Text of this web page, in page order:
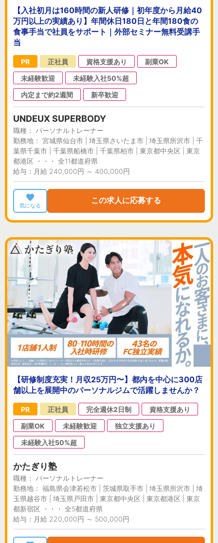
【入社初月は160時間の新人研修｜初年度から月給40
万円以上の実績あり】年間休日180日と年間180食の
食事手当で社員をサポート｜外部セミナー無料受講手
当
PR 正社員 資格支援あり
副業OK
未経験歓迎
未経験入社50%超
内定まで約2週間
新卒歓迎
UNDEUX SUPERBODY
職種： パーソナルトレーナー
勤務地： 宮城県仙台市 | 埼玉県さいたま市 | 埼玉県所沢市 | 千
葉県千葉市 | 千葉県船橋市 | 千葉県柏市 | 東京都中央区 | 東京
都港区 ・・・ 全11都道府県
給与：月給 240,000円 ～ 400,000円
気になる
この求人に応募する
【研修制度充実！月収25万円〜】都内を中心に300店
舗以上を展開中のパーソナルジムで活躍しませんか？
PR 正社員 完全週休2日制
資格支援あり
副業OK
未経験歓迎
独立支援あり
未経験入社50%超
かたぎり塾
職種： パーソナルトレーナー
勤務地： 福島県会津若松市 | 茨城県取手市 | 埼玉県所沢市 | 埼
玉県越谷市 | 埼玉県戸田市 | 東京都中央区 | 東京都港区 | 東京
都新宿区 ・・・ 全5都道府県
給与：月給 220,000円 ～ 500,000円